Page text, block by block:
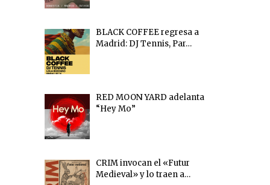
BLACK COFFEE regresa a
Madrid: DJ Tennis, Par…
RED MOON YARD adelanta
“Hey Mo”
CRIM invocan el «Futur
Medieval» y lo traen a…